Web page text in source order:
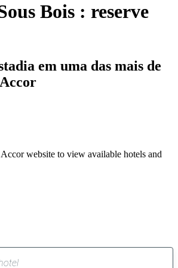
Bois : reserve
em uma das mais de
website to view available hotels and